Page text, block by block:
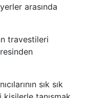
arasında
travestileri
sık sık